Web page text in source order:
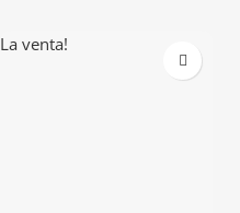
La venta!